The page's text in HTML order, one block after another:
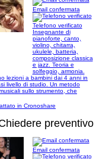
Email confermata
Telefono verificato
Insegnante di
pianoforte, canto,
violino, chitarra,
ukulele, batteria,
composizione classica
e jazz. Teoria e
solfeggio, armonia.
lezioni a bambini dai 4 anni in
livello di studio. Un metodo
sullo strumento, che
in Cronoshare
preventivo
Email confermata